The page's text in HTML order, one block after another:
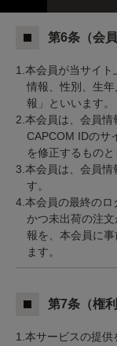
第6条（会員
1.本会員が当サイ
情報、性別、生
報」といいます。
2.本会員は、会員情
CAPCOM IDのサ
を修正するものと
3.本会員は、会員情
す。
4.本会員の最終のロ
かつ未出荷の注
報を、本会員に
ます。
第7条（権
1.本サービスの提